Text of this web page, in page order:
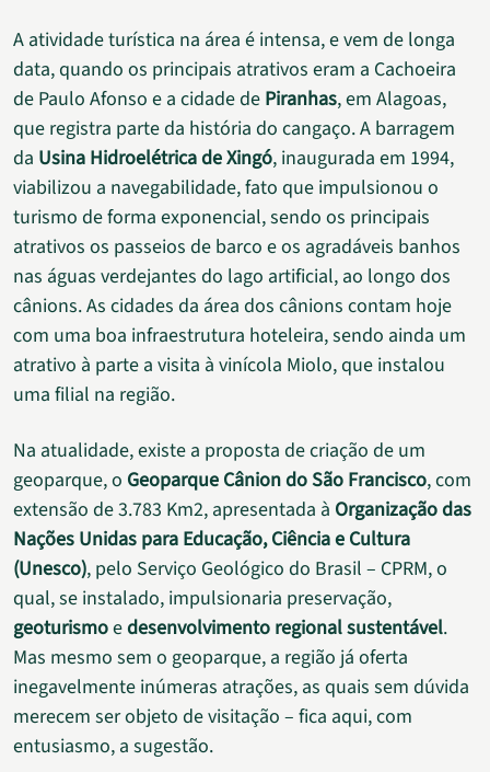
A atividade turística na área é intensa, e vem de longa
data, quando os principais atrativos eram a Cachoeira
de Paulo Afonso e a cidade de Piranhas, em Alagoas,
que registra parte da história do cangaço. A barragem
da Usina Hidroelétrica de Xingó, inaugurada em 1994,
viabilizou a navegabilidade, fato que impulsionou o
turismo de forma exponencial, sendo os principais
atrativos os passeios de barco e os agradáveis banhos
nas águas verdejantes do lago artificial, ao longo dos
cânions. As cidades da área dos cânions contam hoje
com uma boa infraestrutura hoteleira, sendo ainda um
atrativo à parte a visita à vinícola Miolo, que instalou
uma filial na região.
Na atualidade, existe a proposta de criação de um
geoparque, o Geoparque Cânion do São Francisco, com
extensão de 3.783 Km2, apresentada à Organização das
Nações Unidas para Educação, Ciência e Cultura
(Unesco), pelo Serviço Geológico do Brasil – CPRM, o
qual, se instalado, impulsionaria preservação,
geoturismoedesenvolvimento regional sustentável.
Mas mesmo sem o geoparque, a região já oferta
inegavelmente inúmeras atrações, as quais sem dúvida
merecem ser objeto de visitação – fica aqui, com
entusiasmo, a sugestão.